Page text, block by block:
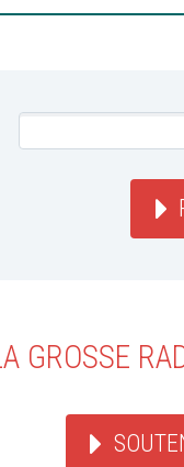
GROSSE